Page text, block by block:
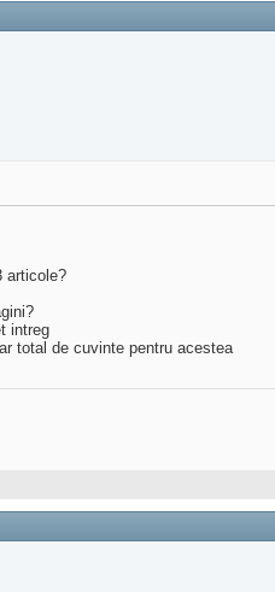
articole?
intreg
total de cuvinte pentru acestea